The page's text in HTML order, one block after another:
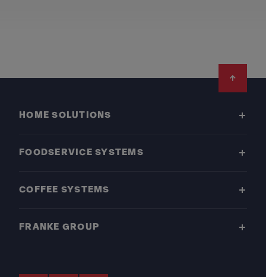
HOME SOLUTIONS
FOODSERVICE SYSTEMS
COFFEE SYSTEMS
FRANKE GROUP